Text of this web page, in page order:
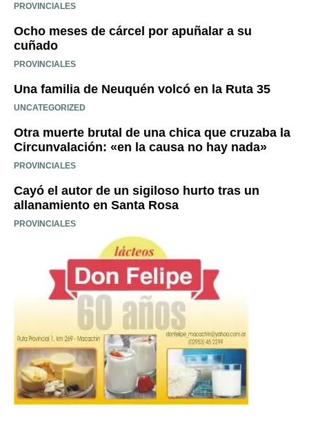
PROVINCIALES
Ocho meses de cárcel por apuñalar a su
cuñado
PROVINCIALES
Una familia de Neuquén volcó en la Ruta 35
UNCATEGORIZED
Otra muerte brutal de una chica que cruzaba la
Circunvalación: «en la causa no hay nada»
PROVINCIALES
Cayó el autor de un sigiloso hurto tras un
allanamiento en Santa Rosa
PROVINCIALES